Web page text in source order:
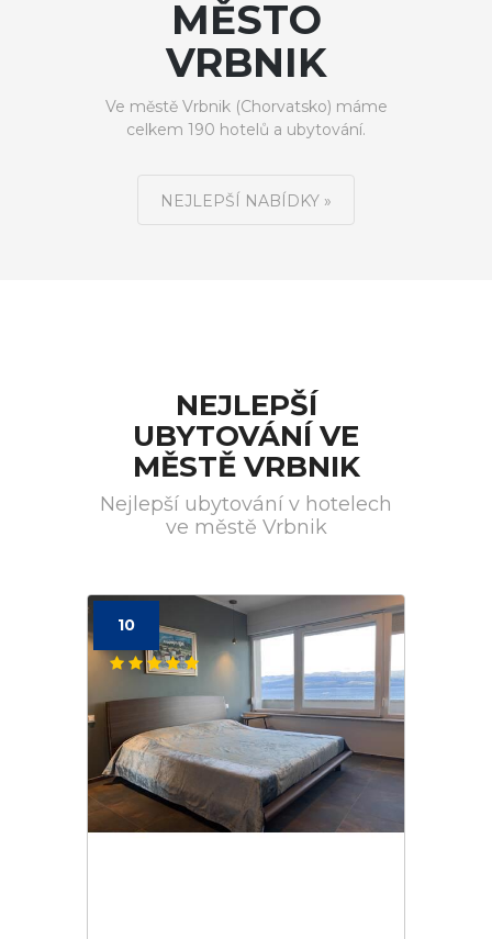
MĚSTO
VRBNIK
Ve městě Vrbnik (Chorvatsko) máme
celkem 190 hotelů a ubytování.
NEJLEPŠÍ NABÍDKY »
NEJLEPŠÍ
UBYTOVÁNÍ VE
MĚSTĚ VRBNIK
Nejlepší ubytování v hotelech
ve městě Vrbnik
10